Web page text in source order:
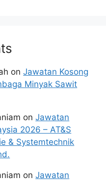
onJawatan Kosong
Minyak Sawit
onJawatan
2026 – AT&S
& Systemtechnik
onJawatan